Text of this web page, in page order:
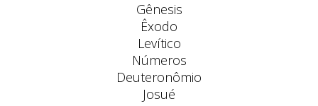
Gênesis
Êxodo
Levítico
Números
Deuteronômio
Josué